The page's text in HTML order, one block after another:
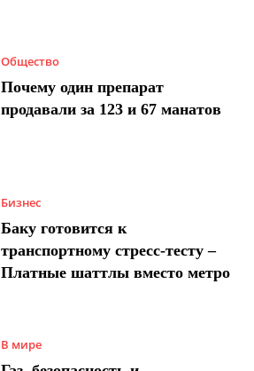
Общество
Почему один препарат
продавали за 123 и 67 манатов
Бизнес
Баку готовится к
транспортному стресс-тесту –
Платные шаттлы вместо метро
В мире